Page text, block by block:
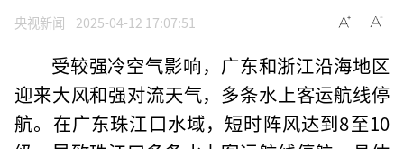
央视新闻 2025-04-12 17:07:51
受较强冷空气影响，广东和浙江沿海地区
迎来大风和强对流天气，多条水上客运航线停
航。在广东珠江口水域，短时阵风达到8至10